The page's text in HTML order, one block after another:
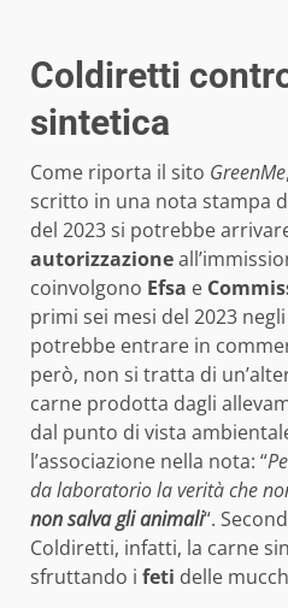
Coldiretti
sintetica
Come riporta il sito GreenMe
scritto in una nota stampa
del 2023 si potrebbe
autorizzazione
coinvolgono Efsa e
primi sei mesi del 2023
potrebbe entrare in
però, non si tratta di
carne prodotta dagli
dal punto di vista
l’associazione nella nota: “
da laboratorio la verità che
non salva gli animali“.
Coldiretti, infatti, la carne
sfruttando i feti delle